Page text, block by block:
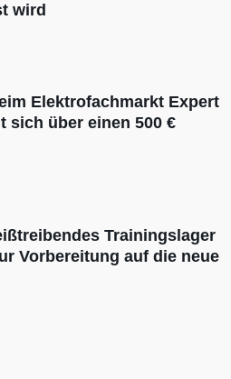
wird
Elektrofachmarkt Expert
sich über einen 500 €
Trainingslager
Vorbereitung auf die neue